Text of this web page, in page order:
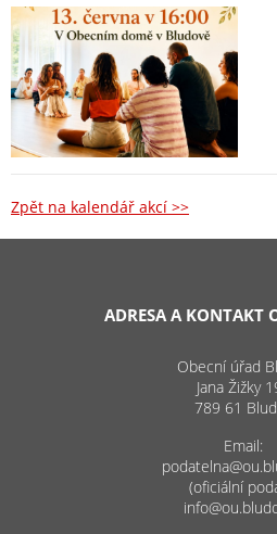
Zpět na kalendář akcí >>
ADRESA A KONTAKT
Obecní úřad
Jana Žižky
789 61
Email:
(oficiální